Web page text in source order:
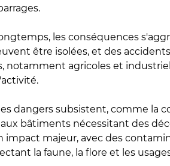
les conséquences
être isolées, et des
notamment agricoles et
dangers subsistent, comme la
bâtiments nécessitant des
impact majeur, avec des
la faune, la flore et les